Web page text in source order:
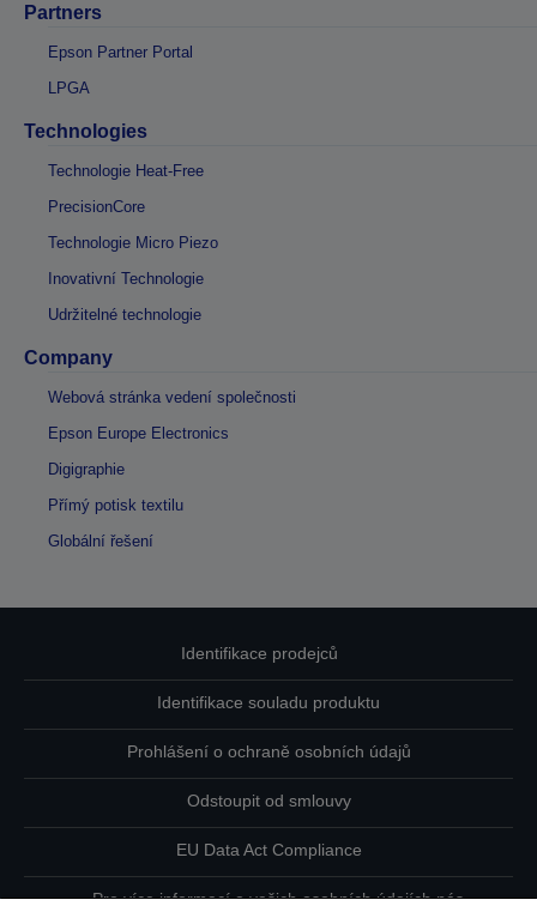
Partners
Epson Partner Portal
LPGA
Technologies
Technologie Heat-Free
PrecisionCore
Technologie Micro Piezo
Inovativní Technologie
Udržitelné technologie
Company
Webová stránka vedení společnosti
Epson Europe Electronics
Digigraphie
Přímý potisk textilu
Globální řešení
Identifikace prodejců
Identifikace souladu produktu
Prohlášení o ochraně osobních údajů
Odstoupit od smlouvy
EU Data Act Compliance
Pro více informací o vašich osobních údajích nás